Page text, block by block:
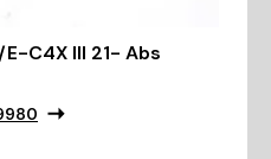
C4X III 21- Abs